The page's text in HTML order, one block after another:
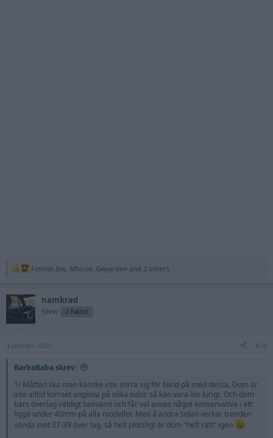
R
c
t
o
s
Finnish Joe, Mforce, Geparden and 2 others
namkrad
Silver 2-Faktor
3 Januari 2020 #24
BarbaBaba skrev:
1/ Måtten ska man kanske inte stirra sig för blind på med dessa. Dom är
inte alltid korrekt angivna på olika sidor, så kan vara lite lurigt. Och dom
bärs överlag väldigt bekvämt och får väl anses något konservativa i att
ligga under 40mm på alla modeller. Men å andra sidan verkar trenden
vända mot 37-39 över lag, så helt plötsligt är dom "helt rätt" igen